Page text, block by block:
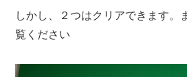
しかし、２つはクリアできます。
覧ください